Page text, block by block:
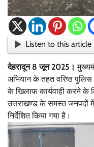
Listen to this article
देहरादून 8 जून 2025।
अभियान के तहत वरिष्ठ पुलिस
के खिलाफ कार्यवाही करने के
उत्तराखण्ड के समस्त जनपदों
निर्देशित किया गया है।